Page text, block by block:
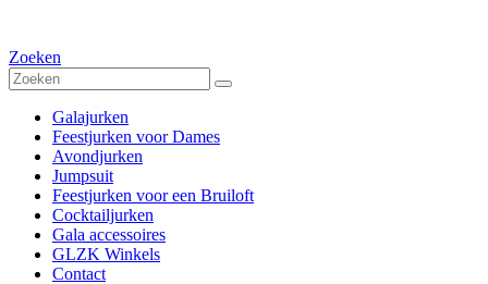
Zoeken
Galajurken
Feestjurken voor Dames
Avondjurken
Jumpsuit
Feestjurken voor een Bruiloft
Cocktailjurken
Gala accessoires
GLZK Winkels
Contact